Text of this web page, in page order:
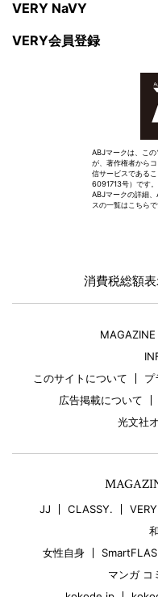
VERY NaVY
VERY会員登録
ABJマークは、こ
が、著作権者から
信サービスである
6091713号）です。
ABJマークの詳細
スの一覧はこちらで
消費税総額
MAGAZINE
このサイトについて
プ
広告掲載について
光文社
JJ CLASSY. VERY
女性自身
マンガ コ